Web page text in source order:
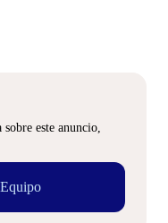
este anuncio,